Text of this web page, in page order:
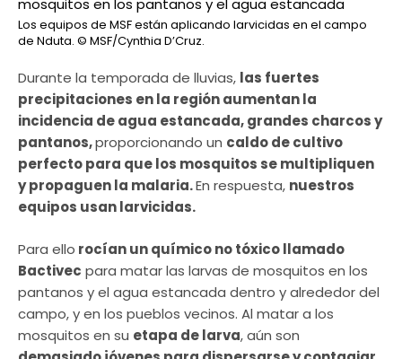
Los equipos de MSF están aplicando larvicidas en el campo
de Nduta. © MSF/Cynthia D’Cruz.
Durante la temporada de lluvias, las fuertes
precipitaciones en la región aumentan la
incidencia de agua estancada, grandes charcos y
pantanos,proporcionando un caldo de cultivo
perfecto para que los mosquitos se multipliquen
y propaguen la malaria.En respuesta, nuestros
equipos usan larvicidas.
Para ello rocían un químico no tóxico llamado
Bactivec para matar las larvas de mosquitos en los
pantanos y el agua estancada dentro y alrededor del
campo, y en los pueblos vecinos. Al matar a los
mosquitos en su etapa de larva, aún son